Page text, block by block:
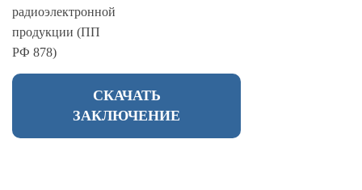
радиоэлектронной
продукции (ПП
РФ 878)
СКАЧАТЬ
ЗАКЛЮЧЕНИЕ